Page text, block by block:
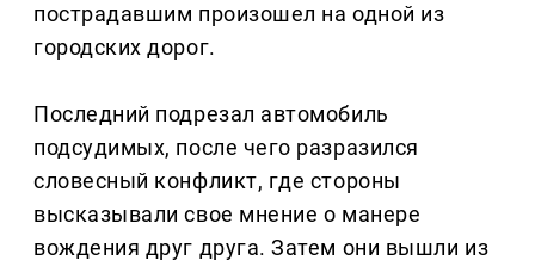
пострадавшим произошел на одной из
городских дорог.
Последний подрезал автомобиль
подсудимых, после чего разразился
словесный конфликт, где стороны
высказывали свое мнение о манере
вождения друг друга. Затем они вышли из